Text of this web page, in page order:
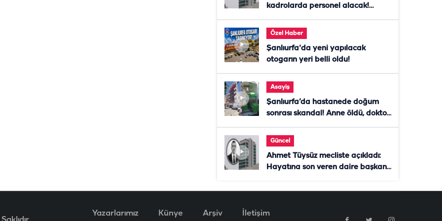
kadrolarda personel alacak!
Özel Haber
Şanlıurfa'da yeni yapılacak
otogarın yeri belli oldu!
Asayiş
Şanlıurfa’da hastanede doğum
sonrası skandal! Anne öldü, doktor
Güncel
Ahmet Tüysüz mecliste açıkladı:
Hayatına son veren daire başkanı
bıraktı
Yazarlarımız Künye Arşiv İletişim